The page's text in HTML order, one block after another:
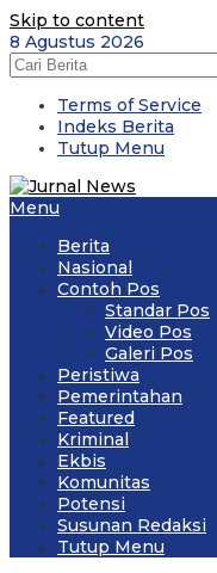
Skip to content
8 Agustus 2026
Terms of Service
Indeks Berita
Tutup Menu
Menu
Berita
Nasional
Contoh Pos
Standar Pos
Video Pos
Galeri Pos
Peristiwa
Pemerintahan
Featured
Kriminal
Ekbis
Komunitas
Potensi
Susunan Redaksi
Tutup Menu